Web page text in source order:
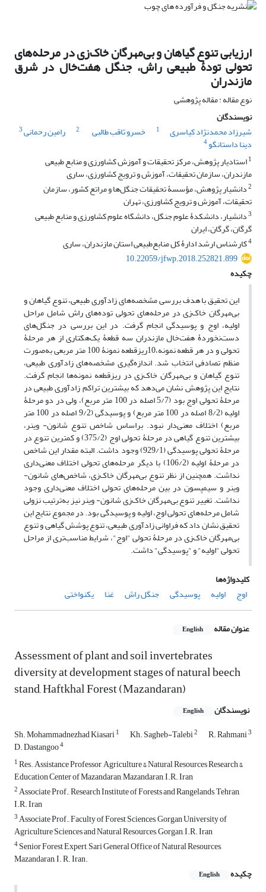
ارزیابی تنوع گیاهان و بی‌مهرگان خاک‌زی در مرحله‌های
تحولی تودۀ طبیعی راش، جنگل هفت‌خال در شرق
مازندران
نوع مقاله : مقاله پژوهشی
نویسندگان
شیرزاد محمدنژاد کیاسری
1 خسرو ثاقب طالبی 2 رامین رحمانی3
دینا داستانگو4
1استادیار پژوهش، مرکز تحقیقات و آموزش کشاورزی و منابع طبیعی
مازندران، سازمان تحقیقات، آموزش و ترویج کشاورزی، ساری
2دانشیار پژوهش، مؤسسۀ تحقیقات جنگل‌ها و مراتع کشور، سازمان
تحقیقات، آموزش و ترویج کشاورزی، تهران
3دانشیار، دانشکدۀ علوم جنگل، دانشگاه علوم کشاورزی و منابع طبیعی
گرگان، گرگان، ایران
4کارشناس ارشد ادارۀ کل منابع‌طبیعی استان مازندران، ساری
10.22059/jfwp.2018.252821.899
چکیده
این تحقیق با هدف بررسی مشخصه‌های زادآوری طبیعی، تنوع گیاهان و
بی‌مهرگان خاک‌زی در مرحله‌های تحولی توده‌های راش شامل مراحل
اولیه، اوج و پوسیدگی انجام گرفت. در این بررسی در جنگل‌های
دست‌نخوردۀ هفت‌خال مازندران سه قطعۀ یک‌هکتاری از هر مرحلۀ
تحولی و در هر قطعه نمونه،10ریز‌قطعه نمونۀ 100 متر مربعی به‌صورت
منظم تصادفی انتخاب شد. اندازه‌گیری مشخصه‌های زادآوری طبیعی،
تنوع گیاهان و بی‌مهرگان خاک‌زی در ریز‌قطعه نمونه‌ها انجام گرفت.
نتایج این پژوهش نشان می‌دهد که بیشترین تراکم زادآوری طبیعی در
مرحلۀ تحولی اوج بود (5/7 اصله در 100 متر مربع)، ولی در دو مرحلۀ
اولیه (8/2 اصله در 100 متر مربع) و پوسیدگی (9/2 اصله در 100 متر
مربع) اختلاف معنی‌دار نبود. براساس شاخص تنوع شانون- وینر،
بیشترین تنوع گیاهی در مرحلۀ تحولی اوج (375/2) و کمترین تنوع در
مرحلۀ تحولی پوسیدگی (929/1) وجود داشت. البته مقدار این شاخص
در مرحلۀ اولیه (106/2) با دیگر مرحله‌های تحولی اختلاف معنی‌داری
نداشت. همچنین از نظر تنوع بی‌مهرگان خاک‌زی، شاخص‌های شانون-
وینر و سیمپسون در بین مرحله‌های تحولی اختلاف معنی‌داری وجود
نداشت. تغییر تنوع بی‌مهرگان خاک‌زی شانون- وینر نیز به‌ترتیب نزولی
شامل مرحله‌های تحولی اوج، اولیه و پوسیدگی بود. در مجموع نتایج این
تحقیق نشان داد که فراوانی زادآوری طبیعی، تنوع پوشش گیاهی و تنوع
بی‌مهرگان خاک‌زی در مرحلۀ تحولی "اوج"، شرایط مناسب‌تری از مراحل
تحولی "اولیه" و "پوسیدگی" داشت.
کلیدواژه‌ها
اوج
اولیه پوسیدگی جنگل راش غنا یکنواختی
عنوان مقاله English
Assessment of plant and soil invertebrates
diversity at development stages of natural beech
stand, Haftkhal Forest (Mazandaran)
نویسندگان English
Sh. Mohammadnezhad Kiasari1 Kh. Sagheb-Talebi2 R. Rahmani3
D. Dastangoo4
1Res. Assistance Professor, Agriculture & Natural Resources Research &
Education Center of Mazandaran, Mazandaran, I.R. Iran
2Associate Prof., Research Institute of Forests and Rangelands, Tehran,
I.R. Iran
3Associate Prof., Faculty of Forest Sciences, Gorgan University of
Agriculture Sciences and Natural Resources, Gorgan, I.R. Iran
4Senior Forest Expert, Sari General Office of Natural Resources,
Mazandaran, I. R. Iran.
چکیده
English